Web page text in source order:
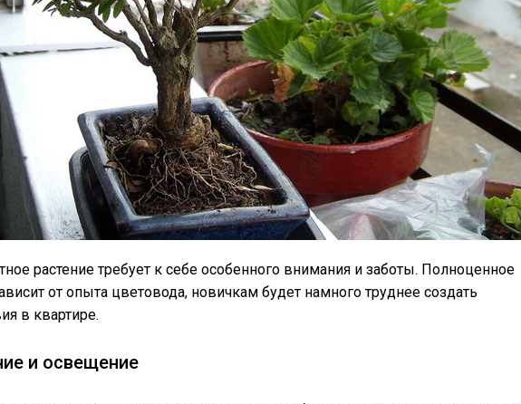
растение требует к себе особенного внимания и заботы. Полноценное
от опыта цветовода, новичкам будет намного труднее создать
в квартире.
и освещение